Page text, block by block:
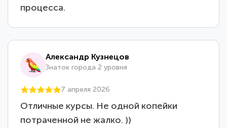
процесса.
Александр Кузнецов
Знаток города 2 уровня
7 апреля 2026
Отличные курсы. Не одной копейки
потраченной не жалко. ))